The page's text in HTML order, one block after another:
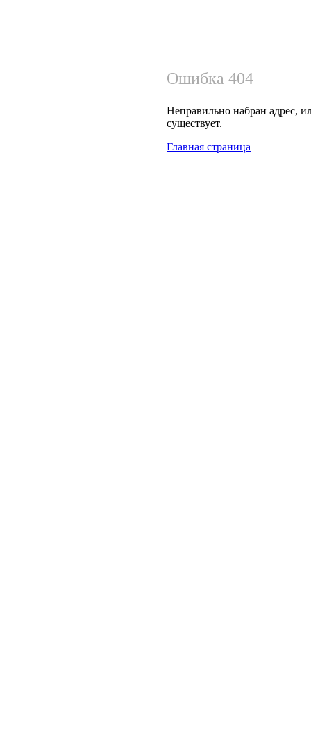
Ошибка 404
Неправильно набран адрес,
существует.
Главная страница